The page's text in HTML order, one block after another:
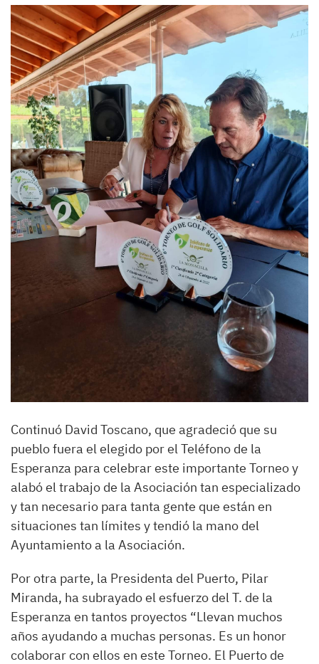
Continuó David Toscano, que agradeció que su
pueblo fuera el elegido por el Teléfono de la
Esperanza para celebrar este importante Torneo y
alabó el trabajo de la Asociación tan especializado
y tan necesario para tanta gente que están en
situaciones tan límites y tendió la mano del
Ayuntamiento a la Asociación.
Por otra parte, la Presidenta del Puerto, Pilar
Miranda, ha subrayado el esfuerzo del T. de la
Esperanza en tantos proyectos “Llevan muchos
años ayudando a muchas personas. Es un honor
colaborar con ellos en este Torneo. El Puerto de